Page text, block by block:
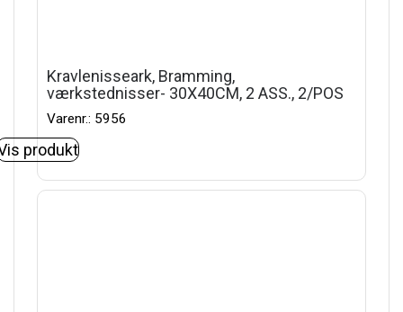
Kravlenisseark, Bramming,
værkstednisser- 30X40CM, 2 ASS., 2/POS
Varenr.: 5956
produkt